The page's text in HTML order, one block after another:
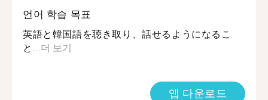
언어 학습 목표
英語と韓国語を聴き取り、話せるようになるこ
と...더 보기
앱 다운로드